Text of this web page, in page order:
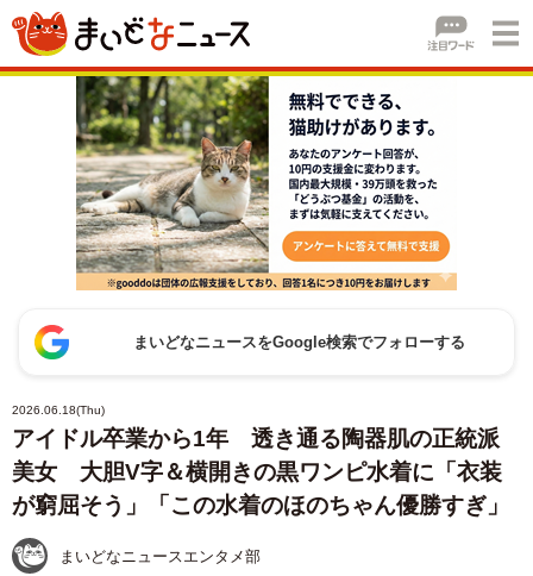
まいどなニュースをGoogle検索でフォローする
2026.06.18(Thu)
アイドル卒業から1年 透き通る陶器肌の正統派
美女 大胆V字＆横開きの黒ワンピ水着に「衣装
が窮屈そう」「この水着のほのちゃん優勝すぎ」
まいどなニュースエンタメ部